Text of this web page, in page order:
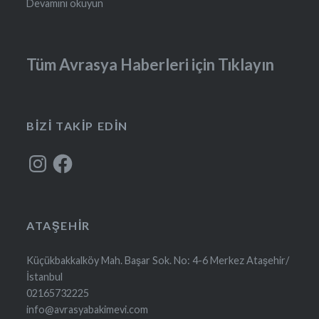
Devamını okuyun
Tüm Avrasya Haberleri için Tıklayın
BIZI TAKIP EDIN
InstagramFacebook
ATAŞEHIR
Küçükbakkalköy Mah. Başar Sok. No: 4-6 Merkez Ataşehir/
İstanbul
02165732225
info@avrasyabakimevi.com